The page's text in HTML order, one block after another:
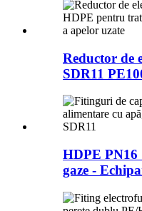
Reductor de
SDR11
HDPE PN16
gaze -